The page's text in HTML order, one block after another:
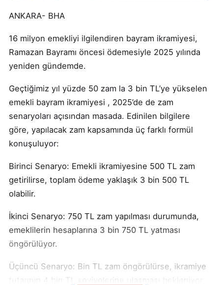
ANKARA- BHA
16 milyon emekliyi ilgilendiren bayram ikramiyesi,
Ramazan Bayramı öncesi ödemesiyle 2025 yılında
yeniden gündemde.
Geçtiğimiz yıl yüzde 50 zam la 3 bin TL’ye yükselen
emekli bayram ikramiyesi , 2025’de de zam
senaryoları açısından masada. Edinilen bilgilere
göre, yapılacak zam kapsamında üç farklı formül
konuşuluyor:
Birinci Senaryo: Emekli ikramiyesine 500 TL zam
getirilirse, toplam ödeme yaklaşık 3 bin 500 TL
olabilir.
İkinci Senaryo: 750 TL zam yapılması durumunda,
emeklilerin hesaplarına 3 bin 750 TL yatması
öngörülüyor.
Üçüncü Senaryo: Bin TL zam öngörülürse, ikramiye
tutarının 4 bin TL seviyelerine ulaşması bekleniyor.